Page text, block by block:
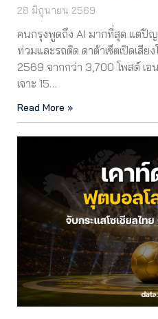
28 มิถุนายน 2569
คนกรุงพูดถึง AI มากที่สุด แต่ปั
ท่วมและรถติด ดาต้าเซ็ตเปิดเสีย
2569 จากกว่า 3,700 โพสต์ เอ
เจาะ 15…
Read More »